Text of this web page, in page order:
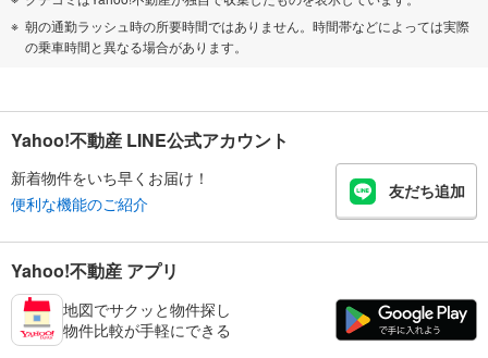
朝の通勤ラッシュ時の所要時間ではありません。時間帯などによっては実際
の乗車時間と異なる場合があります。
Yahoo!不動産 LINE公式アカウント
新着物件をいち早くお届け！
便利な機能のご紹介
友だち追加
Yahoo!不動産 アプリ
地図でサクッと物件探し
物件比較が手軽にできる